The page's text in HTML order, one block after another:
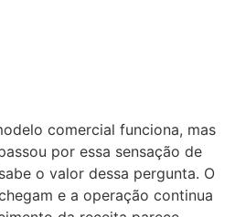
comercial funciona, mas
por essa sensação de
o valor dessa pergunta. O
e a operação continua